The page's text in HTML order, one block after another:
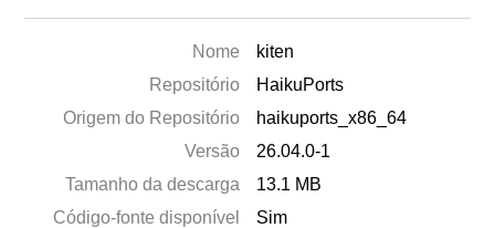
Nome
kiten
Repositório
HaikuPorts
Origem do Repositório
haikuports_x86_64
Versão
26.04.0-1
Tamanho da descarga
13.1 MB
Código-fonte disponível
Sim